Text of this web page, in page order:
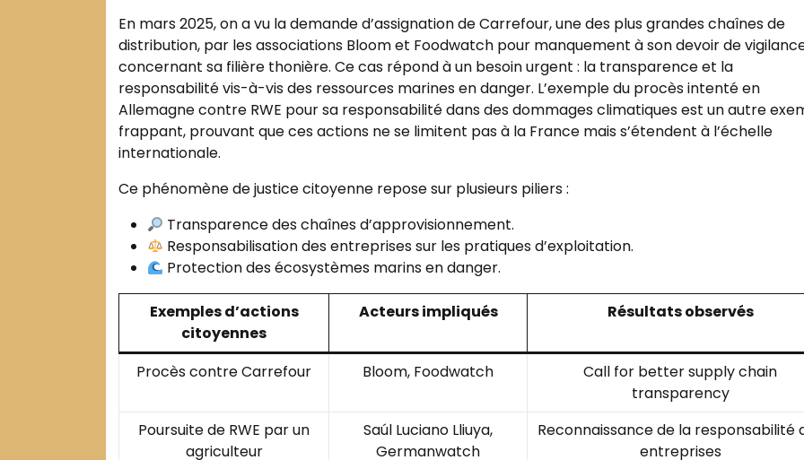
En mars 2025, on a vu la demande d’assignation de Carrefour, une des plus grandes chaînes de
distribution, par les associations Bloom et Foodwatch pour manquement à son devoir de
concernant sa filière thonière. Ce cas répond à un besoin urgent : la transparence et la
responsabilité vis-à-vis des ressources marines en danger. L’exemple du procès intenté en
Allemagne contre RWE pour sa responsabilité dans des dommages climatiques est un autre
frappant, prouvant que ces actions ne se limitent pas à la France mais s’étendent à l’échelle
internationale.
Ce phénomène de justice citoyenne repose sur plusieurs piliers :
Transparence des chaînes d’approvisionnement.
Responsabilisation des entreprises sur les pratiques d’exploitation.
Protection des écosystèmes marins en danger.
Exemples d’actions
citoyennes
Acteurs impliqués Résultats observés
Procès contre Carrefour Bloom, Foodwatch
Call for better supply chain
transparency
Poursuite de RWE par un
agriculteur
Saúl Luciano Lliuya,
Germanwatch
Reconnaissance de la responsabilité
entreprises